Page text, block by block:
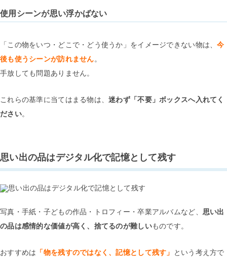
使用シーンが思い浮かばない
「この物をいつ・どこで・どう使うか」をイメージできない物は、今
後も使うシーンが訪れません。
手放しても問題ありません。
これらの基準に当てはまる物は、迷わず「不要」ボックスへ入れてく
ださい。
思い出の品はデジタル化で記憶として残す
写真・手紙・子どもの作品・トロフィー・卒業アルバムなど、 思い出
の品は感情的な価値が高く、捨てるのが難しいものです。
おすすめは 「物を残すのではなく、記憶として残す」
という考え方で